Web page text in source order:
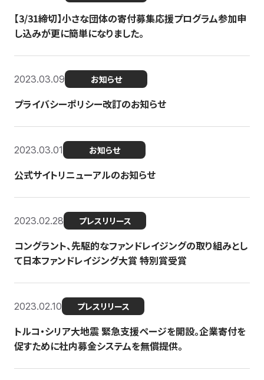
【3/31締切】小さな団体の寄付募集応援プログラム参加申
し込みが更に簡単になりました。
2023.03.09 お知らせ
プライバシーポリシー改訂のお知らせ
2023.03.01 お知らせ
公式サイトリニューアルのお知らせ
2023.02.28 プレスリリース
コングラント、先駆的なファンドレイジングの取り組みとし
て日本ファンドレイジング大賞 特別賞受賞
2023.02.10 プレスリリース
トルコ・シリア大地震 緊急支援ページを開設。企業寄付を
促すために社内募金システムを無償提供。